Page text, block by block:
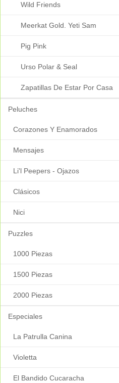
Wild Friends
Meerkat Gold. Yeti Sam
Pig Pink
Urso Polar & Seal
Zapatillas De Estar Por Casa
Peluches
Corazones Y Enamorados
Mensajes
Li'l Peepers - Ojazos
Clásicos
Nici
Puzzles
1000 Piezas
1500 Piezas
2000 Piezas
Especiales
La Patrulla Canina
Violetta
El Bandido Cucaracha